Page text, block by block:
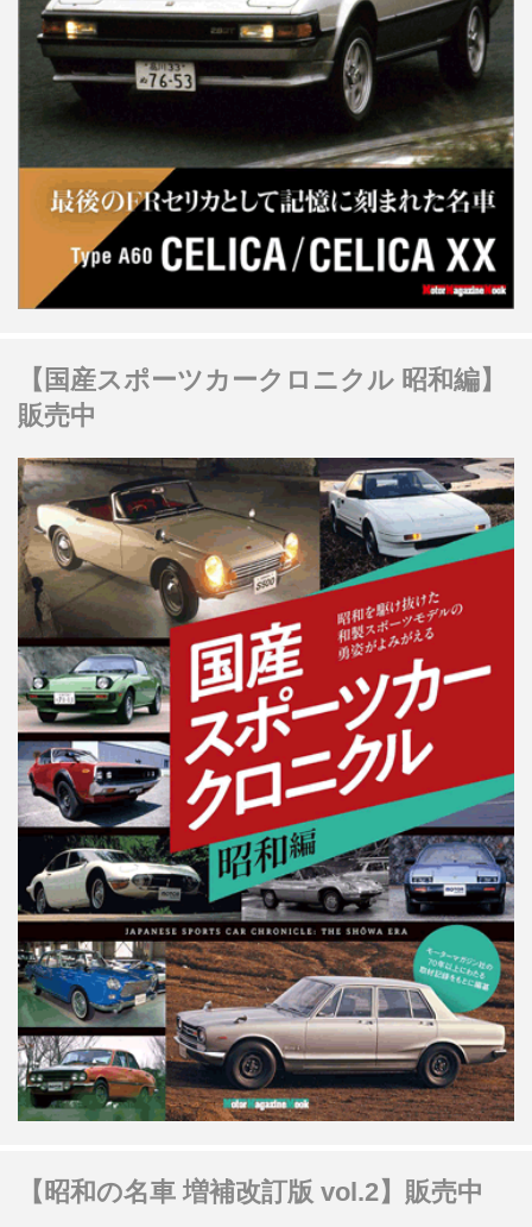
【国産スポーツカークロニクル 昭和編】
販売中
【昭和の名車 増補改訂版 vol.2】販売中